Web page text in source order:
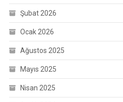
Şubat 2026
Ocak 2026
Ağustos 2025
Mayıs 2025
Nisan 2025